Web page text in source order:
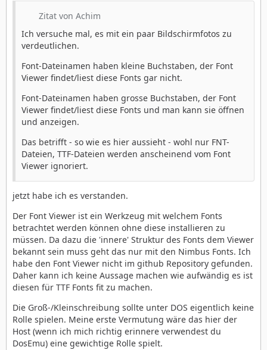
Zitat von Achim
Ich versuche mal, es mit ein paar Bildschirmfotos zu
verdeutlichen.
Font-Dateinamen haben kleine Buchstaben, der Font
Viewer findet/liest diese Fonts gar nicht.
Font-Dateinamen haben grosse Buchstaben, der Font
Viewer findet/liest diese Fonts und man kann sie öffnen
und anzeigen.
Das betrifft - so wie es hier aussieht - wohl nur FNT-
Dateien, TTF-Dateien werden anscheinend vom Font
Viewer ignoriert.
jetzt habe ich es verstanden.
Der Font Viewer ist ein Werkzeug mit welchem Fonts
betrachtet werden können ohne diese installieren zu
müssen. Da dazu die 'innere' Struktur des Fonts dem Viewer
bekannt sein muss geht das nur mit den Nimbus Fonts. Ich
habe den Font Viewer nicht im github Repository gefunden.
Daher kann ich keine Aussage machen wie aufwändig es ist
diesen für TTF Fonts fit zu machen.
Die Groß-/Kleinschreibung sollte unter DOS eigentlich keine
Rolle spielen. Meine erste Vermutung wäre das hier der
Host (wenn ich mich richtig erinnere verwendest du
DosEmu) eine gewichtige Rolle spielt.